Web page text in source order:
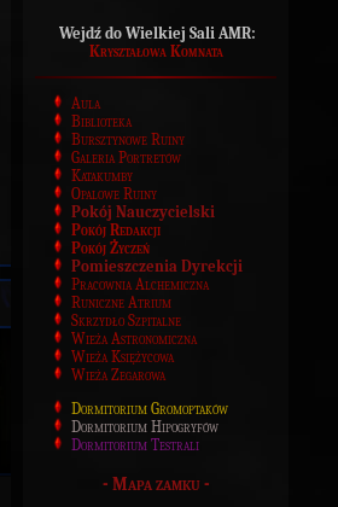
Wejdź do Wielkiej Sali AMR:
Kryształowa Komnata
Aula
Biblioteka
Bursztynowe Ruiny
Galeria Portretów
Katakumby
Opalowe Ruiny
Pokój Nauczycielski
Pokój Redakcji
Pokój Życzeń
Pomieszczenia Dyrekcji
Pracownia Alchemiczna
Runiczne Atrium
Skrzydło Szpitalne
Wieża Astronomiczna
Wieża Księżycowa
Wieża Zegarowa
Dormitorium Gromoptaków
Dormitorium Hipogryfów
Dormitorium Testrali
- Mapa zamku-